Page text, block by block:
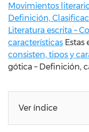
Movimientos
Definición,
Literatura escrita –
características Estas
consisten, tipos y
gótica – Definición,
Ver índice